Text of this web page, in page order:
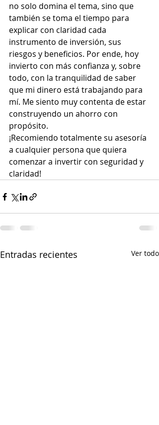
no solo domina el tema, sino que
también se toma el tiempo para
explicar con claridad cada
instrumento de inversión, sus
riesgos y beneficios. Por ende, hoy
invierto con más confianza y, sobre
todo, con la tranquilidad de saber
que mi dinero está trabajando para
mí. Me siento muy contenta de estar
construyendo un ahorro con
propósito.
¡Recomiendo totalmente su asesoría
a cualquier persona que quiera
comenzar a invertir con seguridad y
claridad!
Entradas recientes Ver todo